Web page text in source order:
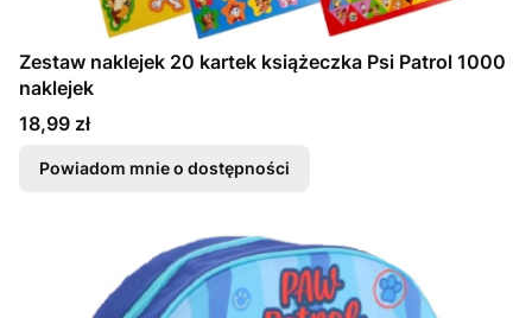
Zestaw naklejek 20 kartek książeczka Psi Patrol 1000
naklejek
Cena
18,99 zł
Powiadom mnie o dostępności